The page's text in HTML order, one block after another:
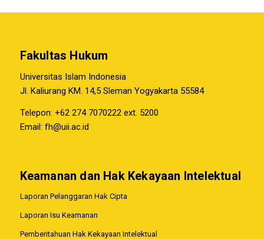
Fakultas Hukum
Universitas Islam Indonesia
Jl. Kaliurang KM. 14,5 Sleman Yogyakarta 55584
Telepon: +62 274 7070222 ext. 5200
Email: fh@uii.ac.id
Keamanan dan Hak Kekayaan Intelektual
Laporan Pelanggaran Hak Cipta
Laporan Isu Keamanan
Pemberitahuan Hak Kekayaan Intelektual